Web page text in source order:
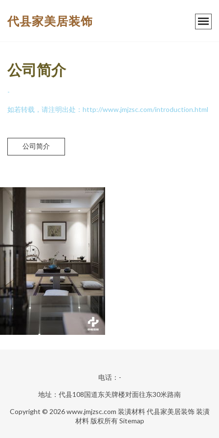
代县家美居装饰
公司简介
-
如若转载，请注明出处：http://www.jmjzsc.com/introduction.html
公司简介
电话：-
地址：代县108国道东关牌楼对面往东30米路南
Copyright © 2026www.jmjzsc.com 装潢材料 代县家美居装饰 装潢
材料版权所有Sitemap